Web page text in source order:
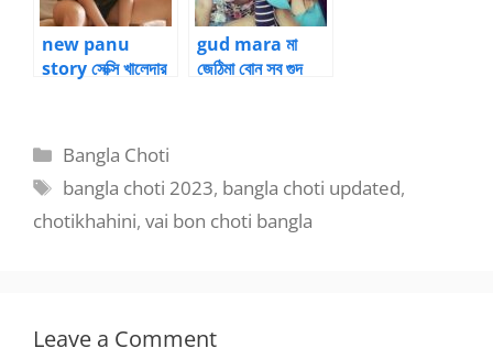
new panu
story সেক্সি খালেদার
gud mara মা
জেঠিমা বোন সব গুদ
Categories
Bangla Choti
Tags
bangla choti 2023, bangla choti updated,
chotikhahini, vai bon choti bangla
Leave a Comment